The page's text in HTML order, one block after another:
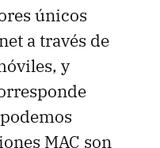
únicos
a través de
y
MAC son